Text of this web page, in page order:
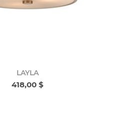
LAYLA
418,00 $